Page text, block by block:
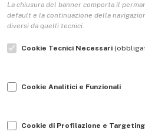
Le Copertine
L’Associazione
Indirizzo Socio Politico Culturale
Guida per le autrici e gli autori
La chiusura del banner comporta il
default e la continuazione della
diversi da quelli tecnici.
Cookie Tecnici Necessari
Cookie Analitici e Funzionali
Cookie di Profilazione e Targeting